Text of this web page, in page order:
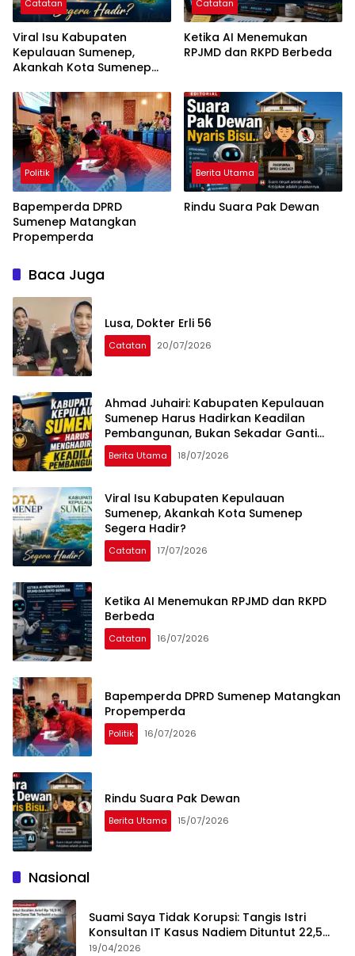
Catatan
Viral Isu Kabupaten
Kepulauan Sumenep,
Akankah Kota Sumenep
Catatan
Ketika AI Menemukan
RPJMD dan RKPD Berbeda
Politik
Bapemperda DPRD
Sumenep Matangkan
Propemperda
Berita Utama
Rindu Suara Pak Dewan
Baca Juga
Lusa, Dokter Erli 56
Catatan 20/07/2026
Ahmad Juhairi: Kabupaten Kepulauan
Sumenep Harus Hadirkan Keadilan
Pembangunan, Bukan Sekadar Ganti
Nama
Berita Utama 18/07/2026
Viral Isu Kabupaten Kepulauan
Sumenep, Akankah Kota Sumenep
Segera Hadir?
Catatan 17/07/2026
Ketika AI Menemukan RPJMD dan RKPD
Berbeda
Catatan 16/07/2026
Bapemperda DPRD Sumenep Matangkan
Propemperda
Politik 16/07/2026
Rindu Suara Pak Dewan
Berita Utama 15/07/2026
Nasional
Suami Saya Tidak Korupsi: Tangis Istri
Konsultan IT Kasus Nadiem Dituntut 22,5
Tahun
19/04/2026